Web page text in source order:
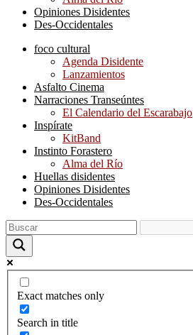
Opiniones Disidentes
Des-Occidentales
foco cultural
Agenda Disidente
Lanzamientos
Asfalto Cinema
Narraciones Transeúntes
El Calendario del Escarabajo
Inspírate
KitBand
Instinto Forastero
Alma del Río
Huellas disidentes
Opiniones Disidentes
Des-Occidentales
Exact matches only
Search in title